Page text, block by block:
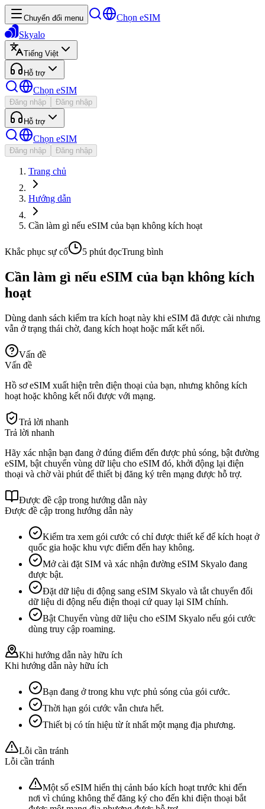
Chuyển đổi menu
Chọn eSIM
Skyalo
Tiếng Việt
Hỗ trợ
Chọn eSIM
Đăng nhập Đăng nhập
Hỗ trợ
Chọn eSIM
Đăng nhập Đăng nhập
Trang chủ
Hướng dẫn
Cần làm gì nếu eSIM của bạn không kích hoạt
Khắc phục sự cố 5 phút đọcTrung bình
Cần làm gì nếu eSIM của bạn không kích
hoạt
Dùng danh sách kiểm tra kích hoạt này khi eSIM đã được cài nhưng
vẫn ở trạng thái chờ, đang kích hoạt hoặc mất kết nối.
Vấn đề
Vấn đề
Hồ sơ eSIM xuất hiện trên điện thoại của bạn, nhưng không kích
hoạt hoặc không kết nối được với mạng.
Trả lời nhanh
Trả lời nhanh
Hãy xác nhận bạn đang ở đúng điểm đến được phủ sóng, bật đường
eSIM, bật chuyển vùng dữ liệu cho eSIM đó, khởi động lại điện
thoại và chờ vài phút để thiết bị đăng ký trên mạng được hỗ trợ.
Được đề cập trong hướng dẫn này
Được đề cập trong hướng dẫn này
Kiểm tra xem gói cước có chỉ được thiết kế để kích hoạt ở
quốc gia hoặc khu vực điểm đến hay không.
Mở cài đặt SIM và xác nhận đường eSIM Skyalo đang
được bật.
Đặt dữ liệu di động sang eSIM Skyalo và tắt chuyển đổi
dữ liệu di động nếu điện thoại cứ quay lại SIM chính.
Bật Chuyển vùng dữ liệu cho eSIM Skyalo nếu gói cước
dùng truy cập roaming.
Khi hướng dẫn này hữu ích
Khi hướng dẫn này hữu ích
Bạn đang ở trong khu vực phủ sóng của gói cước.
Thời hạn gói cước vẫn chưa hết.
Thiết bị có tín hiệu từ ít nhất một mạng địa phương.
Lỗi cần tránh
Lỗi cần tránh
Một số eSIM hiển thị cảnh báo kích hoạt trước khi đến
nơi vì chúng không thể đăng ký cho đến khi điện thoại bắt